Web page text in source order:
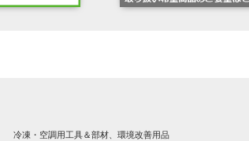
冷凍・空調用工具＆部材、環境改善用品